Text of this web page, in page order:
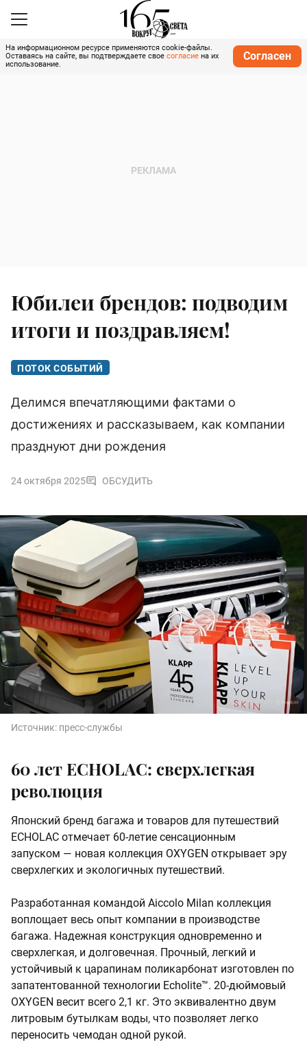
На информационном ресурсе применяются cookie-файлы.
Оставаясь на сайте, вы подтверждаете свое согласие на их
использование.
Согласен
Юбилеи брендов: подводим
итоги и поздравляем!
ПОТОК СОБЫТИЙ
Делимся впечатляющими фактами о
достижениях и рассказываем, как компании
празднуют дни рождения
24 октября 2025 ОБСУДИТЬ
Источник: пресс-службы
60 лет ECHOLAC: сверхлегкая
революция
Японский бренд багажа и товаров для путешествий
ECHOLAC отмечает 60-летие сенсационным
запуском — новая коллекция OXYGEN открывает эру
сверхлегких и экологичных путешествий.
Разработанная командой Aiccolo Milan коллекция
воплощает весь опыт компании в производстве
багажа. Надежная конструкция одновременно и
сверхлегкая, и долговечная. Прочный, легкий и
устойчивый к царапинам поликарбонат изготовлен по
запатентованной технологии Echolite™. 20-дюймовый
OXYGEN весит всего 2,1 кг. Это эквивалентно двум
литровым бутылкам воды, что позволяет легко
переносить чемодан одной рукой.